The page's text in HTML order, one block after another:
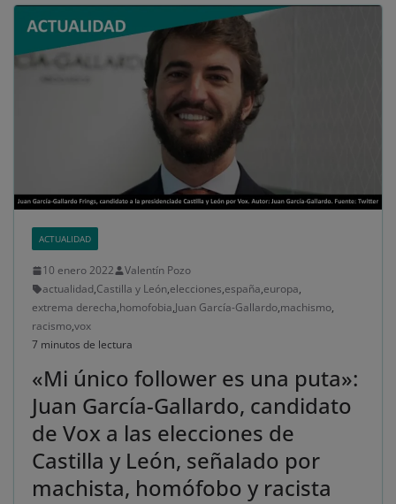
ACTUALIDAD
10 enero 2022
Valentín Pozo
actualidad,Castilla y León,elecciones,españa,europa,
extrema derecha,homofobia,Juan García-Gallardo,machismo,
racismo,vox
7 minutos de lectura
«Mi único follower es una puta»:
Juan García-Gallardo, candidato
de Vox a las elecciones de
Castilla y León, señalado por
machista, homófobo y racista